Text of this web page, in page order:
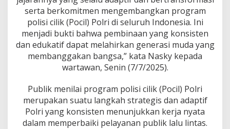
i
S
l
u
r
u
n
d
o
n
serta berkomitmen mengembangkan program
polisi cilik (Pocil) Polri di seluruh Indonesia. Ini
menjadi bukti bahwa pembinaan yang konsisten
dan edukatif dapat melahirkan generasi muda yang
membanggakan bangsa,” kata Nasky kepada
wartawan, Senin (7/7/2025).
Publik menilai program polisi cilik (Pocil) Polri
merupakan suatu langkah strategis dan adaptif
Polri yang konsisten menunjukkan kerja nyata
dalam memperbaiki pelayanan publik lalu lintas.